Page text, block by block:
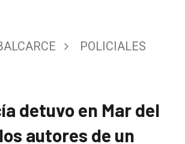
POLICIALES
detuvo en Mar del
autores de un